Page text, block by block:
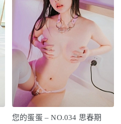
您的蛋蛋 – NO.034 思春期